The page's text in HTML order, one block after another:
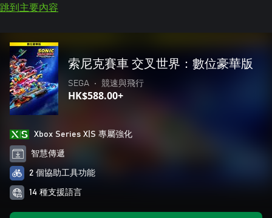
跳到主要內容
索尼克賽車 交叉世界：數位豪華版
SEGA • 競速與飛行
HK$588.00+
Xbox Series X|S 專屬強化
智慧傳遞
2 個協助工具功能
14 種支援語言